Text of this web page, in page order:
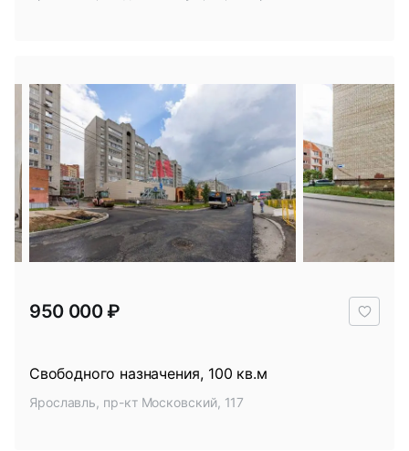
Свободного назначения, 100 кв.м
Ярославль, пр-кт Московский, 117
950 000 ₽